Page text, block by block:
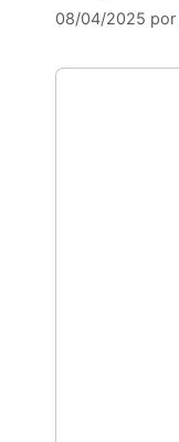
08/04/2025 por